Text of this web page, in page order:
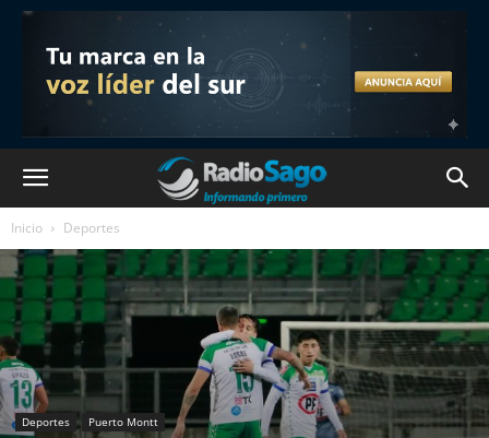
Inicio Deportes
Deportes Puerto Montt